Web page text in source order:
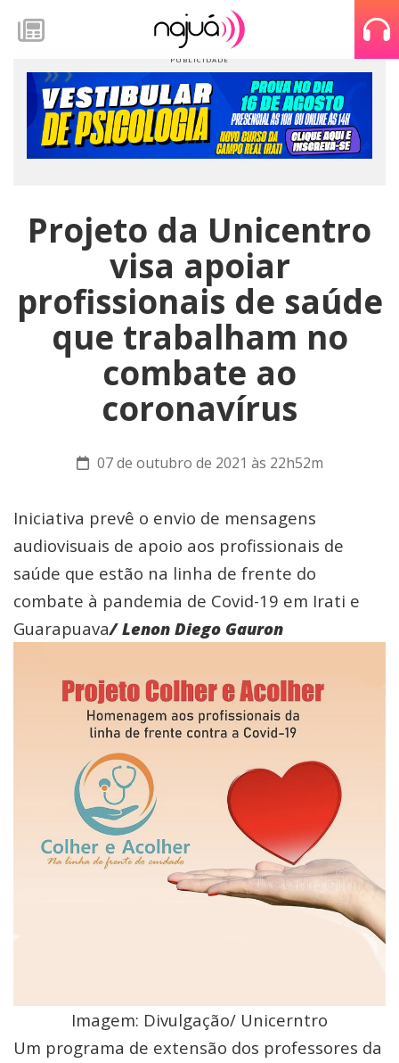
Projeto da Unicentro
visa apoiar
profissionais de saúde
que trabalham no
combate ao
coronavírus
07 de outubro de 2021 às 22h52m
Iniciativa prevê o envio de mensagens
audiovisuais de apoio aos profissionais de
saúde que estão na linha de frente do
combate à pandemia de Covid-19 em Irati e
Guarapuava/ Lenon Diego Gauron
Imagem: Divulgação/ Unicerntro
Um programa de extensão dos professores da